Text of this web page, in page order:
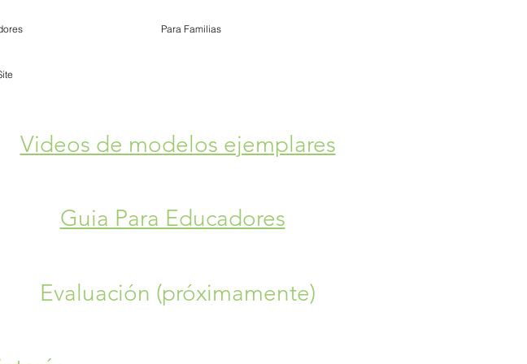
Para Familias
Videos de modelos ejemplares
Guia Para Educadores
Evaluación (próximamente)